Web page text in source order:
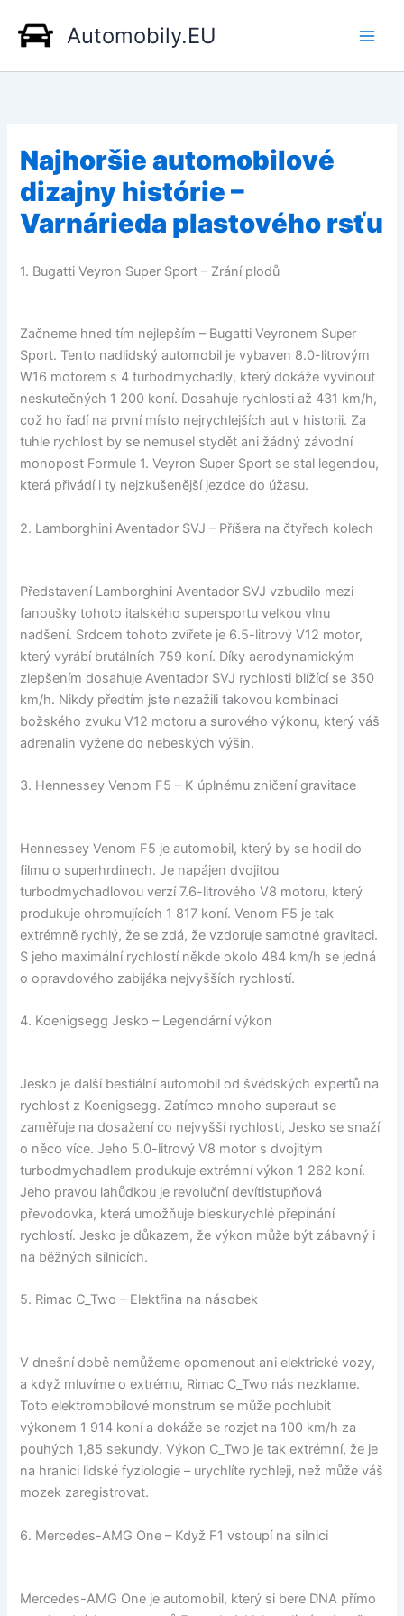
obsah
Automobily.EU
Najhoršie automobilové
dizajny histórie –
Varnárieda plastového rsťu
1. Bugatti Veyron Super Sport – Zrání plodů
Začneme hned tím nejlepším – Bugatti Veyronem Super
Sport. Tento nadlidský automobil je vybaven 8.0-litrovým
W16 motorem s 4 turbodmychadly, který dokáže vyvinout
neskutečných 1 200 koní. Dosahuje rychlosti až 431 km/h,
což ho řadí na první místo nejrychlejších aut v historii. Za
tuhle rychlost by se nemusel stydět ani žádný závodní
monopost Formule 1. Veyron Super Sport se stal legendou,
která přivádí i ty nejzkušenější jezdce do úžasu.
2. Lamborghini Aventador SVJ – Příšera na čtyřech kolech
Představení Lamborghini Aventador SVJ vzbudilo mezi
fanoušky tohoto italského supersportu velkou vlnu
nadšení. Srdcem tohoto zvířete je 6.5-litrový V12 motor,
který vyrábí brutálních 759 koní. Díky aerodynamickým
zlepšením dosahuje Aventador SVJ rychlosti blížící se 350
km/h. Nikdy předtím jste nezažili takovou kombinaci
božského zvuku V12 motoru a surového výkonu, který váš
adrenalin vyžene do nebeských výšin.
3. Hennessey Venom F5 – K úplnému zničení gravitace
Hennessey Venom F5 je automobil, který by se hodil do
filmu o superhrdinech. Je napájen dvojitou
turbodmychadlovou verzí 7.6-litrového V8 motoru, který
produkuje ohromujících 1 817 koní. Venom F5 je tak
extrémně rychlý, že se zdá, že vzdoruje samotné gravitaci.
S jeho maximální rychlostí někde okolo 484 km/h se jedná
o opravdového zabijáka nejvyšších rychlostí.
4. Koenigsegg Jesko – Legendární výkon
Jesko je další bestiální automobil od švédských expertů na
rychlost z Koenigsegg. Zatímco mnoho superaut se
zaměřuje na dosažení co nejvyšší rychlosti, Jesko se snaží
o něco více. Jeho 5.0-litrový V8 motor s dvojitým
turbodmychadlem produkuje extrémní výkon 1 262 koní.
Jeho pravou lahůdkou je revoluční devítistupňová
převodovka, která umožňuje bleskurychlé přepínání
rychlostí. Jesko je důkazem, že výkon může být zábavný i
na běžných silnicích.
5. Rimac C_Two – Elektřina na násobek
V dnešní době nemůžeme opomenout ani elektrické vozy,
a když mluvíme o extrému, Rimac C_Two nás nezklame.
Toto elektromobilové monstrum se může pochlubit
výkonem 1 914 koní a dokáže se rozjet na 100 km/h za
pouhých 1,85 sekundy. Výkon C_Two je tak extrémní, že je
na hranici lidské fyziologie – urychlíte rychleji, než může váš
mozek zaregistrovat.
6. Mercedes-AMG One – Když F1 vstoupí na silnici
Mercedes-AMG One je automobil, který si bere DNA přímo